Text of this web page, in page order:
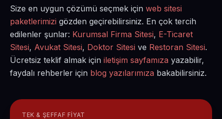
Size en uygun çözümü seçmek için web sitesi
paketlerimizi gözden geçirebilirsiniz. En çok tercih
edilenler şunlar: Kurumsal Firma Sitesi, E-Ticaret
Sitesi, Avukat Sitesi, Doktor Sitesi ve Restoran Sitesi.
Ücretsiz teklif almak için iletişim sayfamıza yazabilir,
faydalı rehberler için blog yazılarımıza bakabilirsiniz.
TEK & ŞEFFAF FIYAT